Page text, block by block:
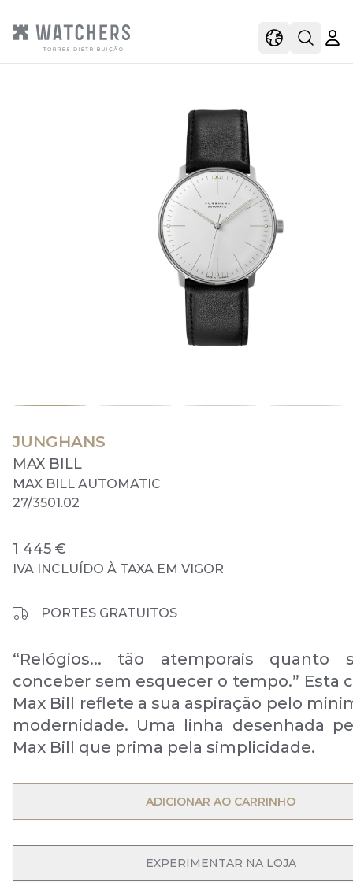
viewOpen
JUNGHANS
MAX BILL
MAX BILL AUTOMATIC
27/3501.02
1 445 €
IVA INCLUÍDO À TAXA EM VIGOR
PORTES GRATUITOS
“Relógios... tão atemporais quanto
conceber sem esquecer o tempo.” Esta
Max Bill reflete a sua aspiração pelo
modernidade. Uma linha desenhada
Max Bill que prima pela simplicidade.
ADICIONAR AO CARRINHO
EXPERIMENTAR NA LOJA